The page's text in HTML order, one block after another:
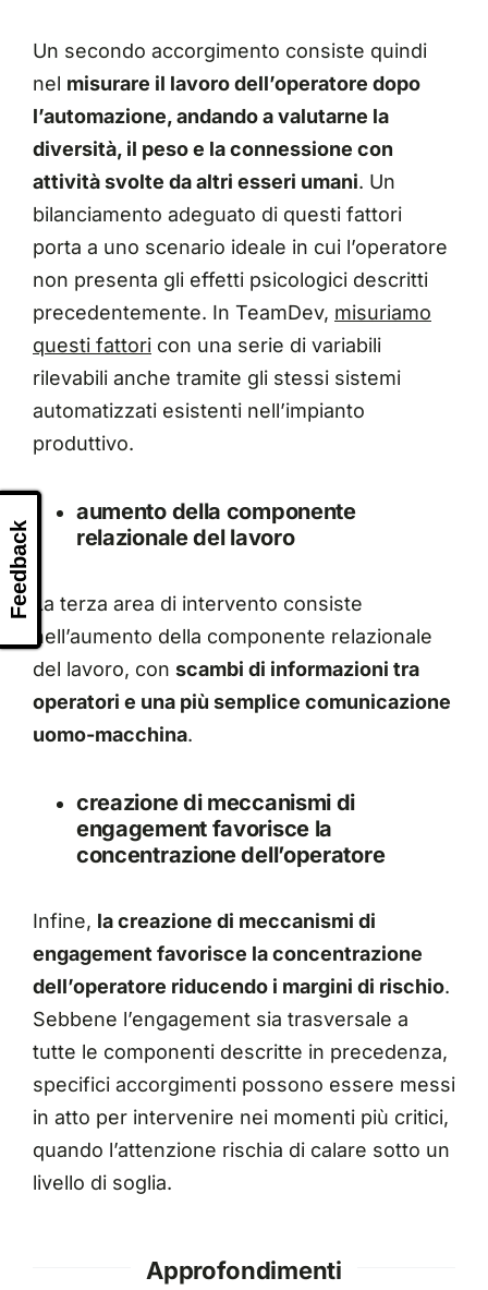
Un secondo accorgimento consiste quindi
nel misurare il lavoro dell’operatore dopo
l’automazione, andando a valutarne la
diversità, il peso e la connessione con
attività svolte da altri esseri umani. Un
bilanciamento adeguato di questi fattori
porta a uno scenario ideale in cui l’operatore
non presenta gli effetti psicologici descritti
precedentemente. In TeamDev, misuriamo
questi fattoricon una serie di variabili
rilevabili anche tramite gli stessi sistemi
automatizzati esistenti nell’impianto
produttivo.
aumento della componente
relazionale del lavoro
La terza area di intervento consiste
nell’aumento della componente relazionale
del lavoro, con scambi di informazioni tra
operatori e una più semplice comunicazione
uomo-macchina.
creazione di meccanismi di
engagement favorisce la
concentrazione dell’operatore
Infine, la creazione di meccanismi di
engagement favorisce la concentrazione
dell’operatore riducendo i margini di rischio.
Sebbene l’engagement sia trasversale a
tutte le componenti descritte in precedenza,
specifici accorgimenti possono essere messi
in atto per intervenire nei momenti più critici,
quando l’attenzione rischia di calare sotto un
livello di soglia.
Approfondimenti
Feedback